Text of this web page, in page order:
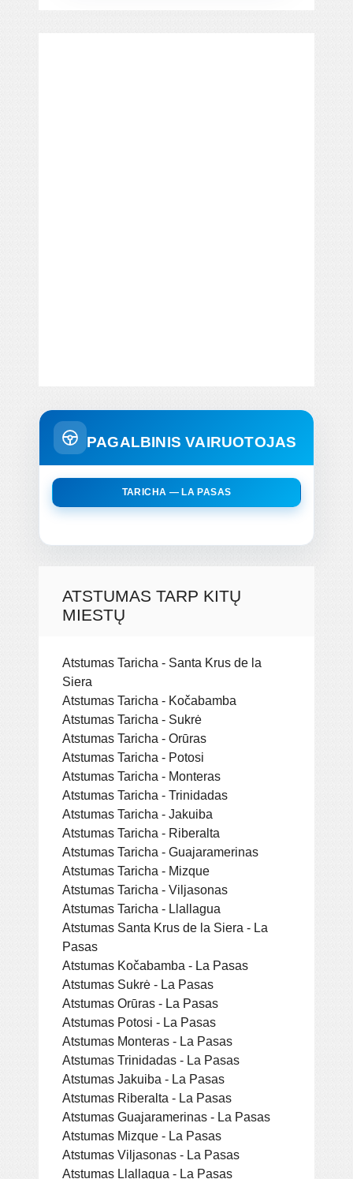
PAGALBINIS VAIRUOTOJAS
TARICHA — LA PASAS
ATSTUMAS TARP KITŲ
MIESTŲ
Atstumas Taricha - Santa Krus de la
Siera
Atstumas Taricha - Kočabamba
Atstumas Taricha - Sukrė
Atstumas Taricha - Orūras
Atstumas Taricha - Potosi
Atstumas Taricha - Monteras
Atstumas Taricha - Trinidadas
Atstumas Taricha - Jakuiba
Atstumas Taricha - Riberalta
Atstumas Taricha - Guajaramerinas
Atstumas Taricha - Mizque
Atstumas Taricha - Viljasonas
Atstumas Taricha - Llallagua
Atstumas Santa Krus de la Siera - La
Pasas
Atstumas Kočabamba - La Pasas
Atstumas Sukrė - La Pasas
Atstumas Orūras - La Pasas
Atstumas Potosi - La Pasas
Atstumas Monteras - La Pasas
Atstumas Trinidadas - La Pasas
Atstumas Jakuiba - La Pasas
Atstumas Riberalta - La Pasas
Atstumas Guajaramerinas - La Pasas
Atstumas Mizque - La Pasas
Atstumas Viljasonas - La Pasas
Atstumas Llallagua - La Pasas